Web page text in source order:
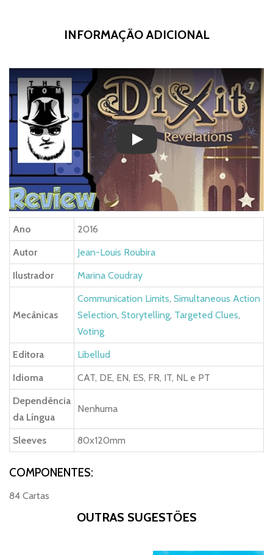
INFORMAÇÃO ADICIONAL
Play
Ano
2016
Autor
Jean-Louis Roubira
Ilustrador
Marina Coudray
Mecânicas
Communication Limits, Simultaneous Action
Selection, Storytelling, Targeted Clues,
Voting
Editora
Libellud
Idioma
CAT, DE, EN, ES, FR, IT, NL e PT
Dependência
da Língua
Nenhuma
Sleeves 80x120mm
COMPONENTES:
84 Cartas
OUTRAS SUGESTÕES